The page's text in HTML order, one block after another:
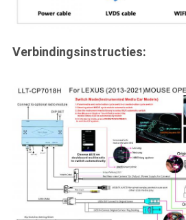
Verbindingsinstructies: